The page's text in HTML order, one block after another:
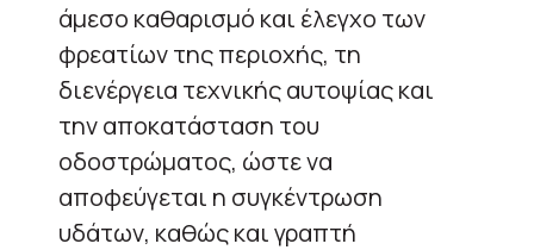
άμεσο καθαρισμό και έλεγχο των
φρεατίων της περιοχής, τη
διενέργεια τεχνικής αυτοψίας και
την αποκατάσταση του
οδοστρώματος, ώστε να
αποφεύγεται η συγκέντρωση
υδάτων, καθώς και γραπτή